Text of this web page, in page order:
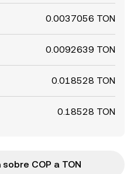
0.0037056 TON
0.0092639 TON
0.018528 TON
0.18528 TON
COP a TON